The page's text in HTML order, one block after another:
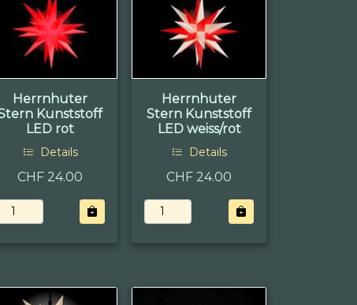
Herrnhuter
Kunststoff
LED rot
Details
CHF 24.00
Herrnhuter
Stern Kunststoff
LED weiss/rot
Details
CHF 24.00